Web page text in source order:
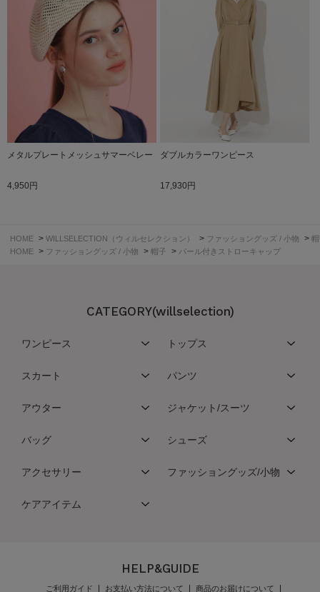
メタルプレートメッシュサマーベレー
4,950円
ダブルカラーワンピース
17,930円
HOME > WILLSELECTION（ウィルセレクション） > ファッショングッズ / 小物 >
HOME > ファッショングッズ / 小物 > 帽子 > パール付きストローキャップ
CATEGORY(willselection)
ワンピース トップス
スカート パンツ
アウター ジャケット/スーツ
バッグ シューズ
アクセサリー ファッショングッズ/小物
ケアアイテム
HELP&GUIDE
ご利用ガイド お支払い方法について 商品のお届けについて